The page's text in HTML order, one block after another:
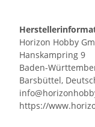
Horizon Hobby
Hanskampring 9
Baden-
Barsbüttel,
https://